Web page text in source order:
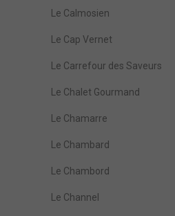
Le Calmosien
Le Cap Vernet
Le Carrefour des Saveurs
Le Chalet Gourmand
Le Chamarre
Le Chambard
Le Chambord
Le Channel